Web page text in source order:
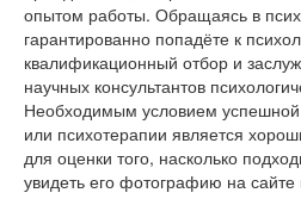
опытом работы. Обращаясь в
гарантированно попадёте к
квалификационный отбор и
научных консультантов
Необходимым условием успешной
или психотерапии является
для оценки того, насколько
увидеть его фотографию на сайте